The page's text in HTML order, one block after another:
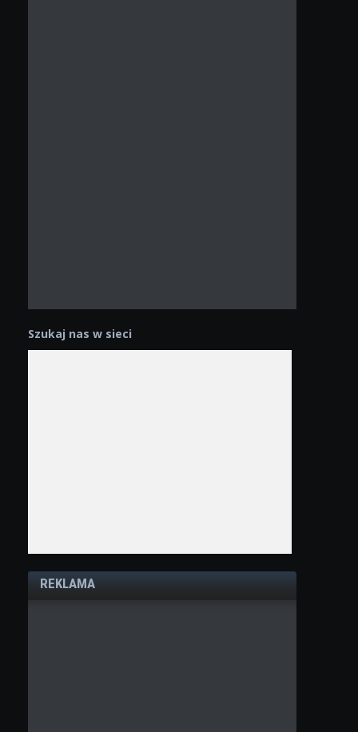
Szukaj nas w sieci
REKLAMA